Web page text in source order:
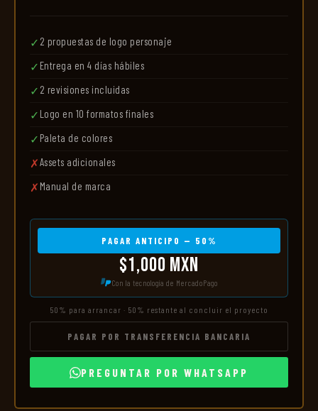
✓ 2 propuestas de logo personaje
✓ Entrega en 4 días hábiles
✓ 2 revisiones incluidas
✓ Logo en 10 formatos finales
✓ Paleta de colores
✗Assets adicionales
✗ Manual de marca
PAGAR ANTICIPO — 50%
$1,000 MXN
Con la tecnología de MercadoPago
50% para arrancar · 50% restante al concluir el proyecto
PAGAR POR TRANSFERENCIA BANCARIA
PREGUNTAR POR WHATSAPP